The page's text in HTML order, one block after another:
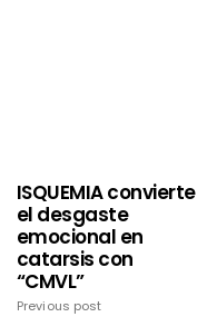
ISQUEMIA convierte
el desgaste
emocional en
catarsis con
“CMVL”
Previous post